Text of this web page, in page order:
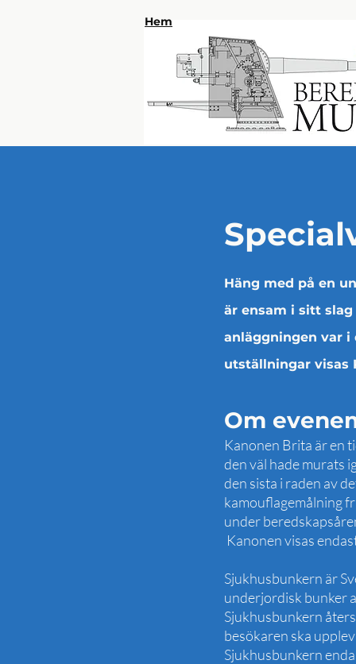
Hem
Häng med på en
är ensam i sitt
anläggningen var i
utställningar visas
Om
Kanonen Brita är en
den väl hade murats
den sista i raden av
kamouflagemålning
under
Kanonen visas
Sjukhusbunkern är
underjordisk bunker
Sjukhusbunkern
besökaren ska
Sjukhusbunkern